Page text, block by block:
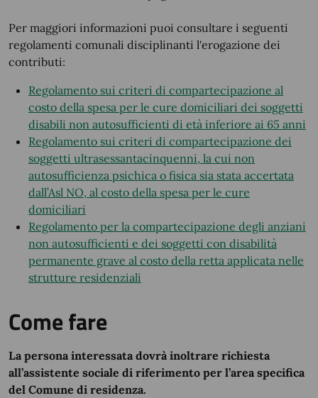
Per maggiori informazioni puoi consultare i seguenti
regolamenti comunali disciplinanti l'erogazione dei
contributi:
Regolamento sui criteri di compartecipazione al
costo della spesa per le cure domiciliari dei soggetti
disabili non autosufficienti di età inferiore ai 65 anni
Regolamento sui criteri di compartecipazione dei
soggetti ultrasessantacinquenni, la cui non
autosufficienza psichica o fisica sia stata accertata
dall’Asl NO, al costo della spesa per le cure
domiciliari
Regolamento per la compartecipazione degli anziani
non autosufficienti e dei soggetti con disabilità
permanente grave al costo della retta applicata nelle
strutture residenziali
Come fare
La persona interessata dovrà inoltrare richiesta
all’assistente sociale di riferimento per l’area specifica
del Comune di residenza.